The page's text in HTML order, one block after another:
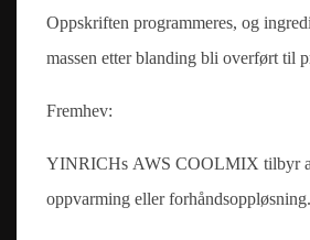
Oppskriften programmeres, og
massen etter blanding bli overført til
Fremhev:
YINRICHs AWS COOLMIX tilbyr
oppvarming eller forhåndsoppløsning.